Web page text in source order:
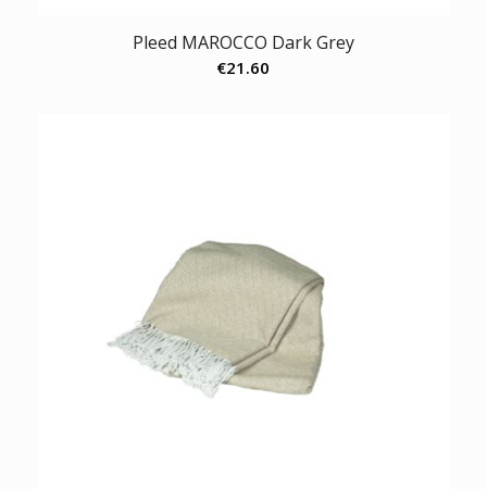
Pleed MAROCCO Dark Grey
€21.60